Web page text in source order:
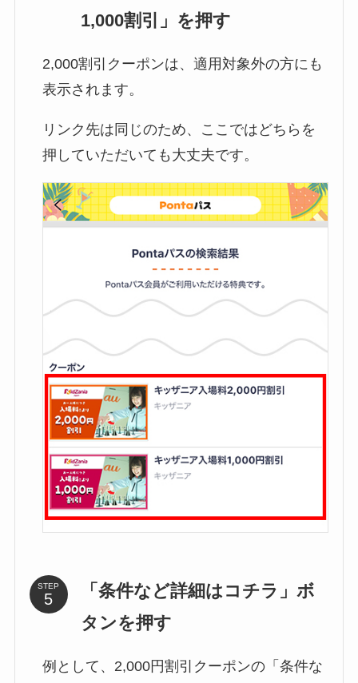
1,000割引」を押す
2,000割引クーポンは、適用対象外の方にも
表示されます。
リンク先は同じのため、ここではどちらを
押していただいても大丈夫です。
STEP
「条件など詳細はコチラ」ボ
タンを押す
例として、2,000円割引クーポンの「条件な